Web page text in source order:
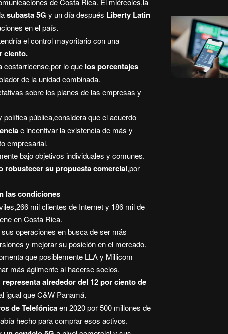
de Costa Rica. El miércoles,la
subasta 5G y un día después Liberty Latin
en el país.
el control mayoritario con una
ciento.
costarricense,por lo que los porcentajes
de la unidad combinada.
sobre los planes de las empresas y
pública,considera que el acuerdo
e incentivar la existencia de más y
empresarial.
bajo objetivos individuales y comunes.
robustecer su propuesta comercial,por
las condiciones
mil clientes de Internet y 186 mil de
en Costa Rica.
operaciones en busca de ser más
y mejorar su posición en el mercado.
que posiblemente LLA y Millicom
más ágilmente al hacerse socios.
representa alrededor del 12 por ciento de
igual que C&W Panamá.
de Telefónicaen 2020 por 500 millones de
hecho para comprar esos activos.